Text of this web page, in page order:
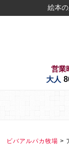
絵本
営業
大人
ビバアルパカ牧場 >